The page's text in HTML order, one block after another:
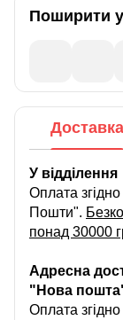
Поширити
Доставка
У
Оплата
Пошти".
понад 30000
Адресна
"Нова
Оплата